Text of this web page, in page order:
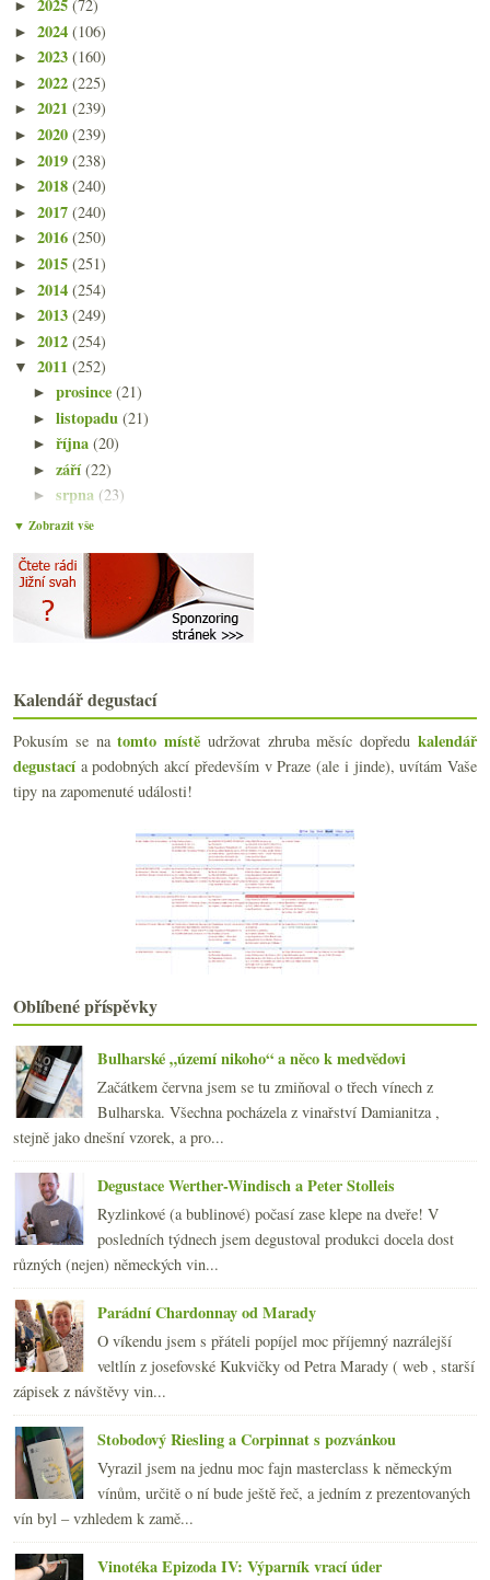
► 2025 (72)
► 2024 (106)
► 2023 (160)
► 2022 (225)
► 2021 (239)
► 2020 (239)
► 2019 (238)
► 2018 (240)
► 2017 (240)
► 2016 (250)
► 2015 (251)
► 2014 (254)
► 2013 (249)
► 2012 (254)
▼ 2011 (252)
►prosince(21)
►listopadu(21)
►října(20)
►září(22)
►srpna (23)
►července
Výsledky ankety „Degustace vína preferuji…“
Vína a poznámky z oslav
Scorevolution, Itálie vs. Francie a propad konzuma...
Degustace vinařství (Jaroslav & Luboš) Osička
A je jich tu tisícovka!
Čtyři sherry (nejen) na léto
Výroční okus Veltlín.cz ve Vinografu
Žabožroutské růžové v plastiku
Česká whisky určená jen na export
Dvakrát hodně povedený cidre / cider
Výsledky ankety „Z rodiny burgundských odrůd nejča...
Biodynamika ve (velké) zkratce
Vlašák z Maďarska, Frankovka z Rakouska, Pinot Noi...
Šestnácté místo pro winebloggery, něco k Bordeaux ...
Degustace Valihracha v poklusu
Veltlíny v parkové piknikové úpravě
Eichberg vůní, chutí, obrazem i hmatem
Tři slušná červená z Bulharska
Víkendový festival středomořských chutí a vůní
Formule 1 z Burgundska
Výsledky ankety „Jak často pijete pivo?“
Bílé burgundské v tiché i šumivé podobě
►května(23)
►dubna(20)
►března
►února(20)
►ledna (21)
► 2010 (249)
2009 (249)
►2008(270)
►2007(108)
▼ Zobrazit vše
Kalendář degustací
Pokusím se natomto místě udržovat zhruba měsíc dopředukalendář
degustacía podobných akcí především v Praze (ale i jinde), uvítám Vaše
tipy na zapomenuté události!
Oblíbené příspěvky
Bulharské „území nikoho“ a něco k medvědovi
Začátkem června jsem se tu zmiňoval o třech vínech z
Bulharska. Všechna pocházela z vinařství Damianitza ,
stejně jako dnešní vzorek, a pro...
Degustace Werther-Windisch a Peter Stolleis
Ryzlinkové (a bublinové) počasí zase klepe na dveře! V
posledních týdnech jsem degustoval produkci docela dost
různých (nejen) německých vin...
Parádní Chardonnay od Marady
O víkendu jsem s přáteli popíjel moc příjemný nazrálejší
veltlín z josefovské Kukvičky od Petra Marady ( web , starší
zápisek z návštěvy vin...
Stobodový Riesling a Corpinnat s pozvánkou
Vyrazil jsem na jednu moc fajn masterclass k německým
vínům, určitě o ní bude ještě řeč, a jedním z prezentovaných
vín byl – vzhledem k zamě...
Vinotéka Epizoda IV: Výparník vrací úder